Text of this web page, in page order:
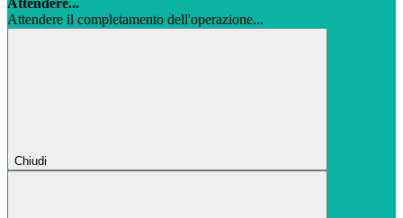
Attendere...
Attendere il completamento dell'operazione...
Chiudi